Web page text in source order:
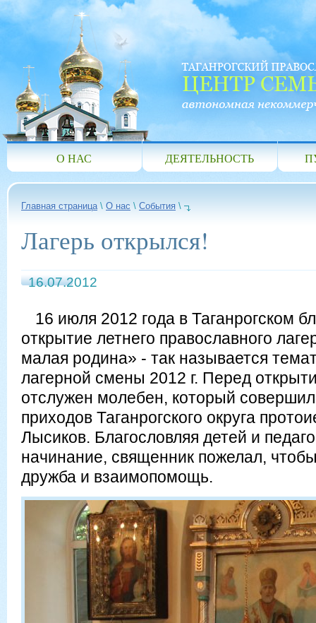
О НАС ДЕЯТЕЛЬНОСТЬ
Главная страница\ О нас \ События \
Лагерь открылся!
16.07.2012
16 июля 2012 года в Таганрогском
открытие летнего православного
малая родина» - так называется
лагерной смены 2012 г. Перед
отслужен молебен, который
приходов Таганрогского округа
Лысиков. Благословляя детей и
начинание, священник пожелал,
дружба и взаимопомощь.